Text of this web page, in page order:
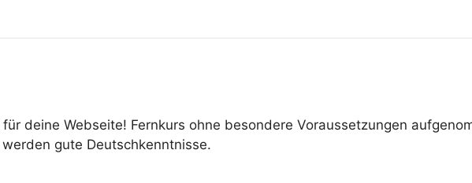
deine Webseite! Fernkurs ohne besondere Voraussetzungen
gute Deutschkenntnisse.